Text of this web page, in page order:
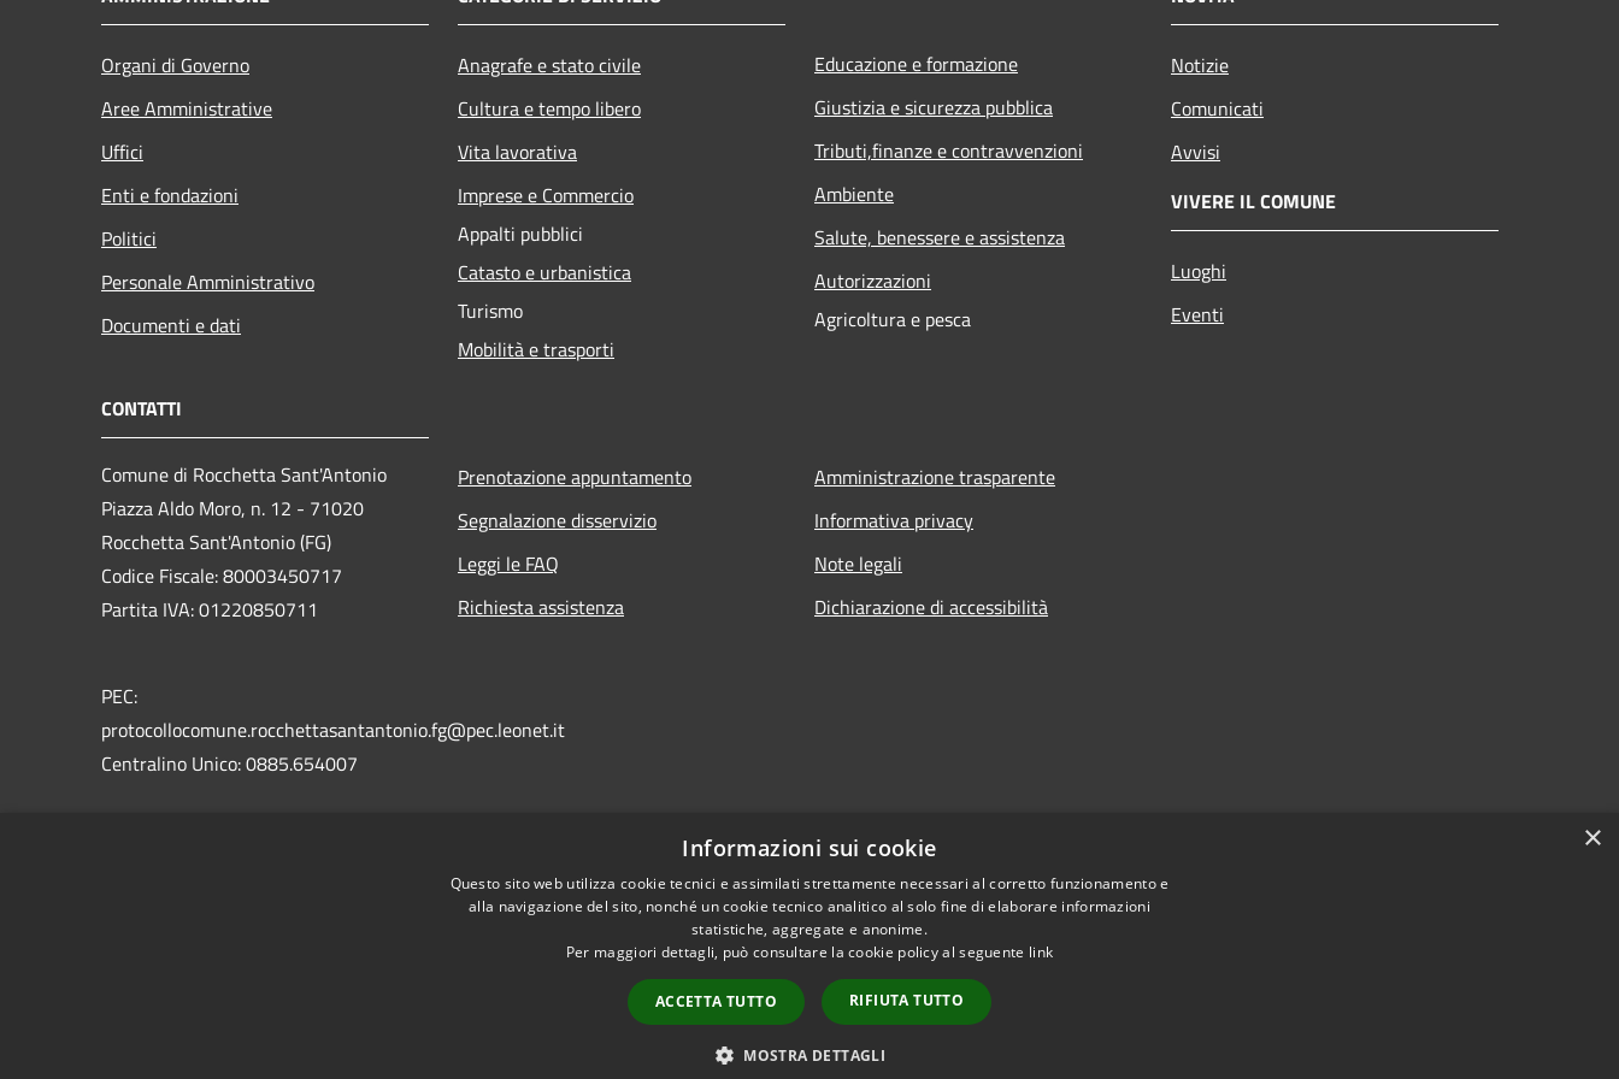
Organi di Governo
Aree Amministrative
Uffici
Enti e fondazioni
Politici
Personale Amministrativo
Documenti e dati
Anagrafe e stato civile
Cultura e tempo libero
Vita lavorativa
Imprese e Commercio
Appalti pubblici
Catasto e urbanistica
Turismo
Mobilità e trasporti
Educazione e formazione
Giustizia e sicurezza pubblica
Tributi,finanze e contravvenzioni
Ambiente
Salute, benessere e assistenza
Autorizzazioni
Agricoltura e pesca
Notizie
Comunicati
Avvisi
VIVERE IL COMUNE
Luoghi
Eventi
CONTATTI
Comune di Rocchetta Sant'Antonio
Piazza Aldo Moro, n. 12 - 71020
Rocchetta Sant'Antonio (FG)
Codice Fiscale: 80003450717
Partita IVA: 01220850711
PEC:
protocollocomune.rocchettasantantonio.fg@pec.leonet.it
Centralino Unico: 0885.654007
Prenotazione appuntamento
Segnalazione disservizio
Leggi le FAQ
Richiesta assistenza
Amministrazione trasparente
Informativa privacy
Note legali
Dichiarazione di accessibilità
Extranet
Copyright © 2026 • Comune di Rocchetta Sant'Antonio • Powered by
×
Informazioni sui cookie
Questo sito web utilizza cookie tecnici e assimilati strettamente necessari al corretto funzionamento e
alla navigazione del sito, nonché un cookie tecnico analitico al solo fine di elaborare informazioni
statistiche, aggregate e anonime.
Per maggiori dettagli, può consultare la cookie policy al seguente link
ACCETTA TUTTO RIFIUTA TUTTO
MOSTRA DETTAGLI